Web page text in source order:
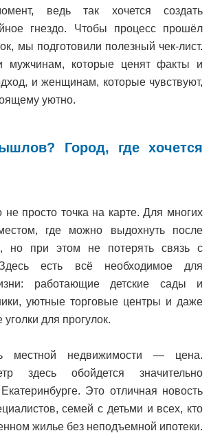
ведь так хочется создать
гнездо. Чтобы процесс прошёл
мы подготовили полезный чек-лист.
мужчинам, которые ценят факты и
и женщинам, которые чувствуют,
уютно.
Город, где хочется
просто точка на карте. Для многих
где можно выдохнуть после
но при этом не потерять связь с
Здесь есть всё необходимое для
работающие детские сады и
уютные торговые центры и даже
для прогулок.
местной недвижимости — цена.
здесь обойдется значительно
Это отличная новость
семей с детьми и всех, кто
жилье без неподъемной ипотеки.